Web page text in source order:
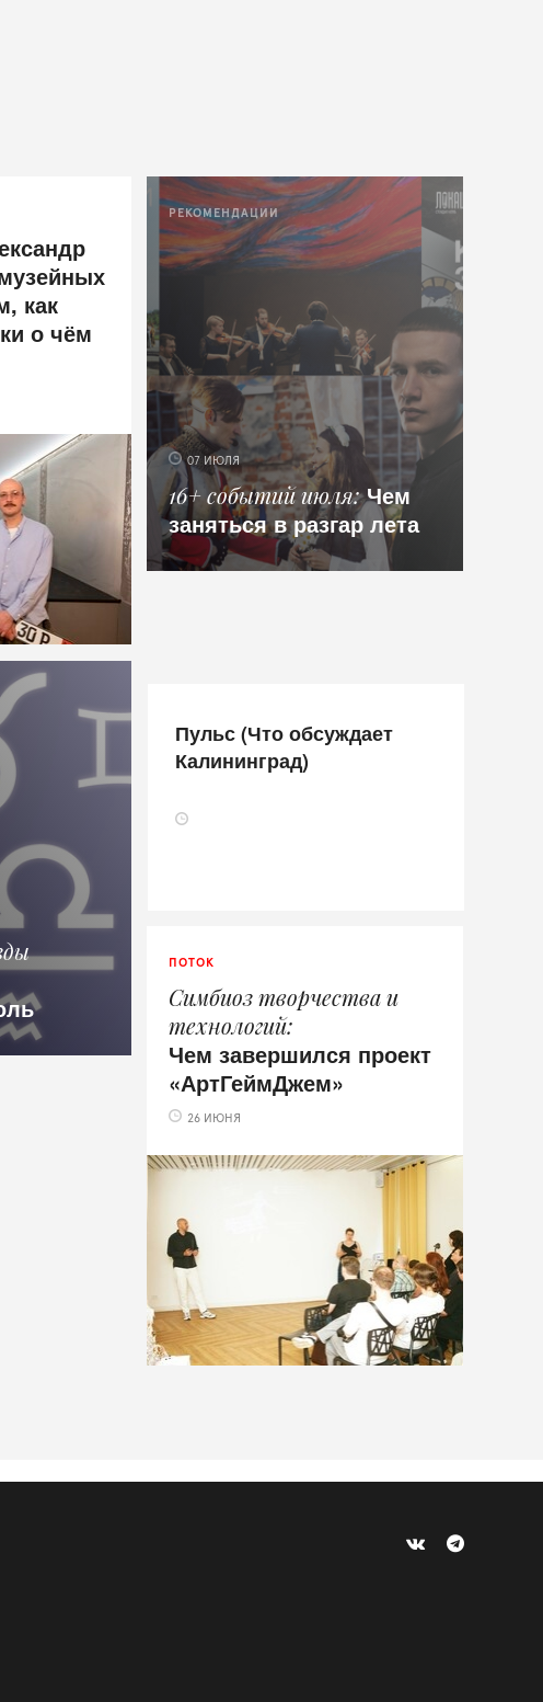
как
о чём
РЕКОМЕНДАЦИИ
07 ИЮЛЯ
16+ событий июля Чем
заняться в разгар лета
ПОТОК
Симбиоз творчества и
технологий
Чем завершился проект
«АртГеймДжем»
26 ИЮНЯ
Пульс (Что обсуждает
Калининград)